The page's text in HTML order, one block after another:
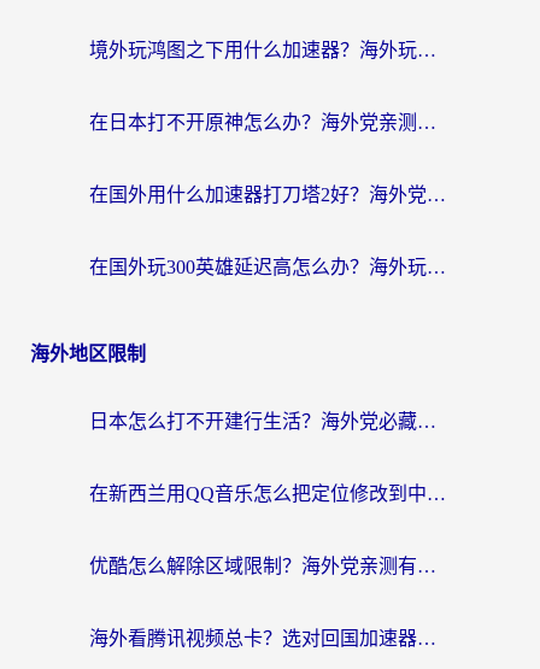
境外玩鸿图之下用什么加速器？海外玩家必看的国服游戏加速全攻略
在日本打不开原神怎么办？海外党亲测有效的国服游戏加速指南
在国外用什么加速器打刀塔2好？海外党国服游戏加速避坑指南
在国外玩300英雄延迟高怎么办？海外玩家亲测有效的加速器选择指南
海外地区限制
日本怎么打不开建行生活？海外党必藏的回国加速指南（含丹麦国外影音问题破解）
在新西兰用QQ音乐怎么把定位修改到中国国内？海外党听歌追剧的实用指南
优酷怎么解除区域限制？海外党亲测有效的回国加速器选择指南
海外看腾讯视频总卡？选对回国加速器，还能解决英国1号店定位+欧洲杯CCTV5直播问题